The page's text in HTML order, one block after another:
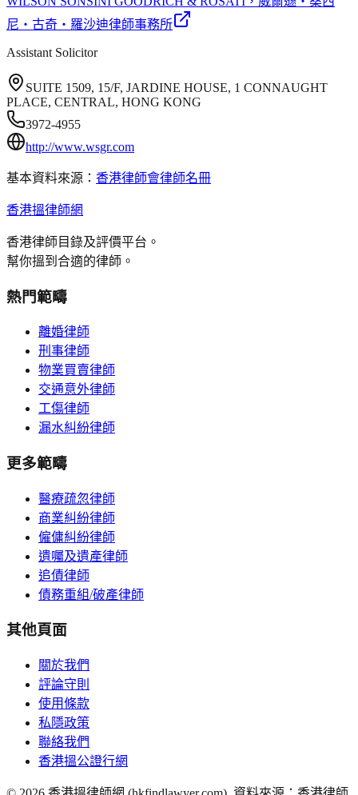
尼‧古奇‧羅沙迪律師事務所
Assistant Solicitor
SUITE 1509, 15/F, JARDINE HOUSE, 1 CONNAUGHT
PLACE, CENTRAL, HONG KONG
3972-4955
http://www.wsgr.com
基本資料來源： 香港律師會律師名冊
香港搵律師網
香港律師目錄及評價平台。
幫你搵到合適的律師。
熱門範疇
離婚律師
刑事律師
物業買賣律師
交通意外律師
工傷律師
漏水糾紛律師
更多範疇
醫療疏忽律師
商業糾紛律師
僱傭糾紛律師
遺囑及遺產律師
追債律師
債務重組/破產律師
其他頁面
關於我們
評論守則
使用條款
私隱政策
聯絡我們
香港搵公證行網